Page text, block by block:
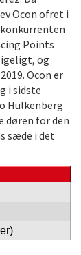
Ocon ofret i
Points
og
Ocon er
i sidste
Hülkenberg
døren for den
sæde i det